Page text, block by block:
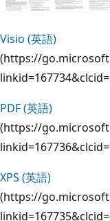
Visio (英語)
(https://
PDF (英語)
(https://
XPS (英語)
(https://